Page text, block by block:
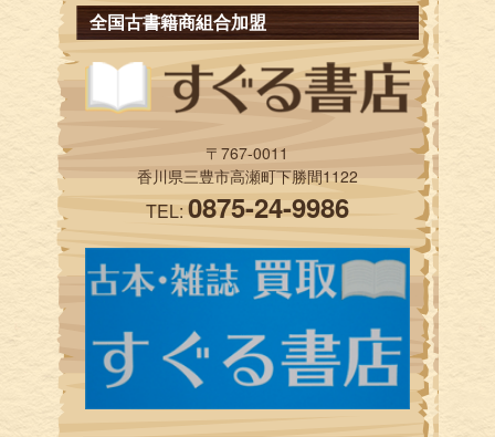
全国古書籍商組合加盟
〒767-0011
香川県三豊市高瀬町下勝間1122
TEL:0875-24-9986